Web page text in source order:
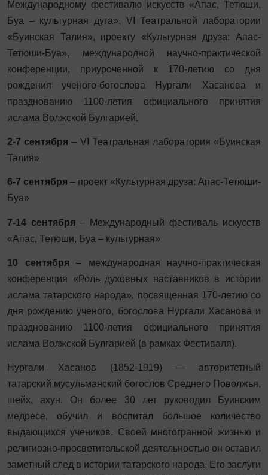
Международному фестивалю искусств «Апас, Тетюши,
Буа – культурная дуга», VI
Театральной лаборатории
«Буинская Талия», проекту «Культурная друза: Апас-
Тетюши-Буа», международной научно-практической
конференции, приуроченной к 170-летию со дня
рождения ученого-богослова Нургали Хасанова и
празднованию 1100-летия официального принятия
ислама Волжской Булгарией.
2-7 сентября – VI Театральная лаборатория «Буинская
Талия»
6-7 сентября – проект «Культурная друза: Апас-Тетюши-
Буа»
7-14 сентября – Международный фестиваль искусств
«Апас, Тетюши, Буа – культурная»
10 сентября – международная научно-практическая
конференция «Роль духовных наставников в истории
ислама татарского народа», посвященная 170-летию со
дня рождению ученого, богослова Нургали Хасанова и
празднованию 1100-летия официального принятия
ислама Волжской Булгарией (в рамках Фестиваля).
Нургали Хасанов (1852-1919) — авторитетный
татарский мусульманский богослов Среднего Поволжья,
шейх, ахун. Он более 30 лет руководил Буинским
медресе, обучил и воспитал большое количество
выдающихся учеников. Своей многогранной жизнью и
религиозно-просветительской деятельностью он оставил
заметный след в истории татарского народа. Его заслуги